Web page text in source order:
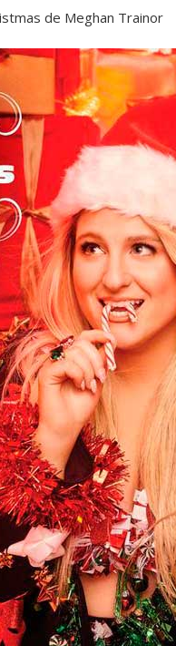
de Meghan Trainor